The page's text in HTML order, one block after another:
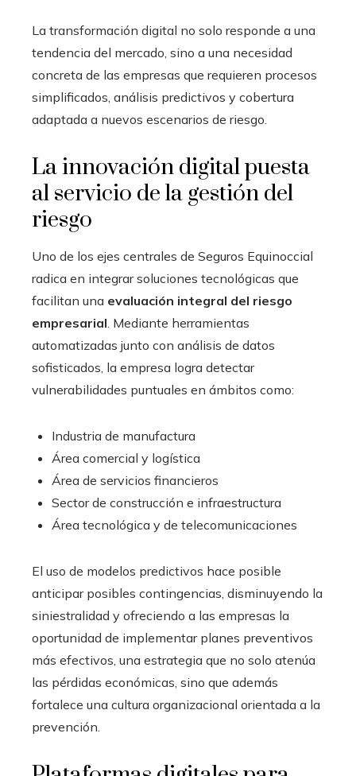
La transformación digital no solo responde a una
tendencia del mercado, sino a una necesidad
concreta de las empresas que requieren procesos
simplificados, análisis predictivos y cobertura
adaptada a nuevos escenarios de riesgo.
La innovación digital puesta
al servicio de la gestión del
riesgo
Uno de los ejes centrales de Seguros Equinoccial
radica en integrar soluciones tecnológicas que
facilitan una evaluación integral del riesgo
empresarial. Mediante herramientas
automatizadas junto con análisis de datos
sofisticados, la empresa logra detectar
vulnerabilidades puntuales en ámbitos como:
Industria de manufactura
Área comercial y logística
Área de servicios financieros
Sector de construcción e infraestructura
Área tecnológica y de telecomunicaciones
El uso de modelos predictivos hace posible
anticipar posibles contingencias, disminuyendo la
siniestralidad y ofreciendo a las empresas la
oportunidad de implementar planes preventivos
más efectivos, una estrategia que no solo atenúa
las pérdidas económicas, sino que además
fortalece una cultura organizacional orientada a la
prevención.